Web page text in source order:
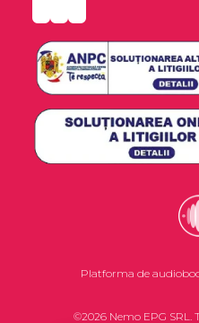
Platforma de
©2026 Nemo EPG SRL.